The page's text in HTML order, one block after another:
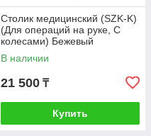
Столик медицинский (SZK-K)
(Для операций на руке, C
колесами) Бежевый
В наличии
21 500 ₸
Купить